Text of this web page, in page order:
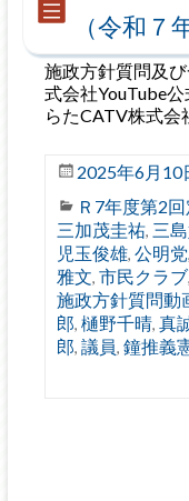
（令和７
施政方針質問及
式会社YouTube
らたCATV株式会
2025年6月10
Ｒ7年度第2
三加茂圭祐, 三
児玉俊雄, 公明党,
雅文, 市民クラブ,
施政方針質問動
郎, 樋野千晴, 真
郎, 議員, 鐘推義